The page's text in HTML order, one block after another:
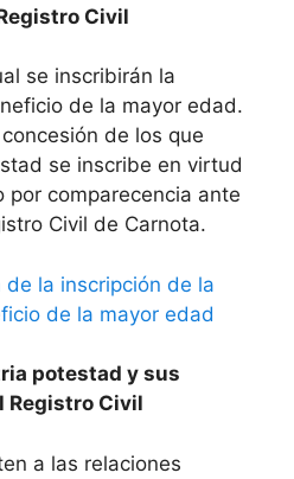
Civil
se inscribirán la
de la mayor edad.
de los que
se inscribe en virtud
por comparecencia ante
Civil de Carnota.
la inscripción de la
de la mayor edad
potestad y sus
Registro Civil
a las relaciones